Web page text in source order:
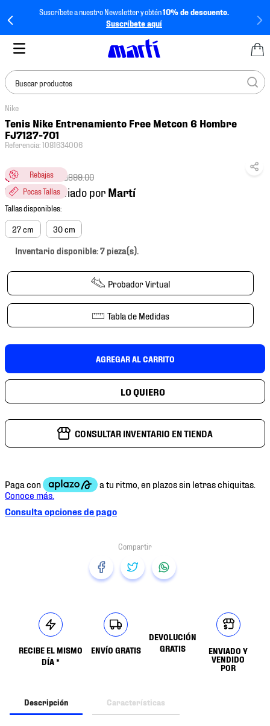
Suscríbete a nuestro Newsletter y obtén10% de descuento.
Suscríbete aquí
Buscar productos
Nike
Tenis Nike Entrenamiento Free Metcon 6 Hombre
FJ7127-701
Referencia:1081634006
Rebajas
Pocas Tallas
$2319.20 2899.00
Vendido y enviado por
27 cm 30 cm
Inventario disponible: 7 pieza(s).
Probador Virtual
Tabla de Medidas
AGREGAR AL CARRITO
CONSULTAR INVENTARIO EN TIENDA
Consulta opciones de pago
RECIBE EL MISMO
DÍA *
ENVÍO GRATIS
DEVOLUCIÓN
GRATIS
ENVIADO Y
VENDIDO
POR
Descripción Características
TÉRMINOS MÁS
BUSCADOS
1.
tenis mujer
2.
tenis hombre
3.
tenis
4.
tenis futbol
5.
jersey
6.
mochila
8.
chivas